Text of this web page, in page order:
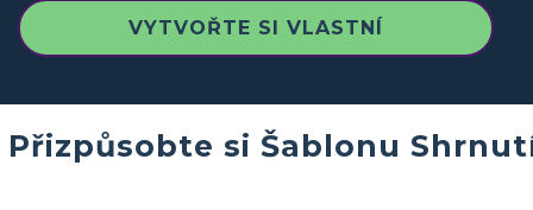
VYTVOŘTE SI VLASTNÍ
Přizpůsobte si Šablonu